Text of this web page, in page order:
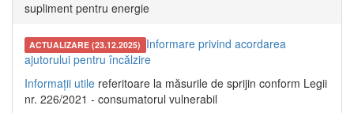
supliment pentru energie
ACTUALIZARE (23.12.2025) Informare privind acordarea
ajutorului pentru încălzire
Informații utile referitoare la măsurile de sprijin conform Legii
nr. 226/2021 - consumatorul vulnerabil